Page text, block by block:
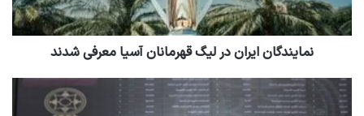
نمایندگان ایران در لیگ قهرمانان آسیا معرفی شدند